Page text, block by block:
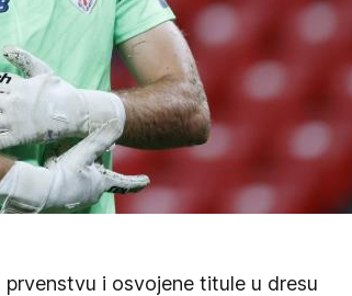
i osvojene titule u dresu